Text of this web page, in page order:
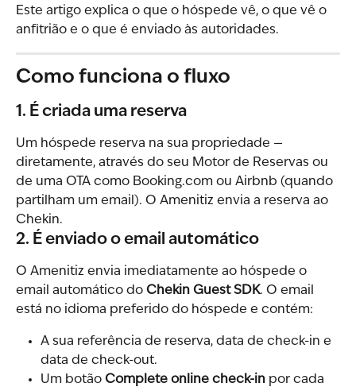
Este artigo explica o que o hóspede vê, o que vê o
anfitrião e o que é enviado às autoridades.
Como funciona o fluxo
1. É criada uma reserva
Um hóspede reserva na sua propriedade —
diretamente, através do seu Motor de Reservas ou
de uma OTA como Booking.com ou Airbnb (quando
partilham um email). O Amenitiz envia a reserva ao
Chekin.
2. É enviado o email automático
O Amenitiz envia imediatamente ao hóspede o
email automático do Chekin Guest SDK. O email
está no idioma preferido do hóspede e contém:
A sua referência de reserva, data de check-in e
data de check-out.
Um botão Complete online check-in por cada